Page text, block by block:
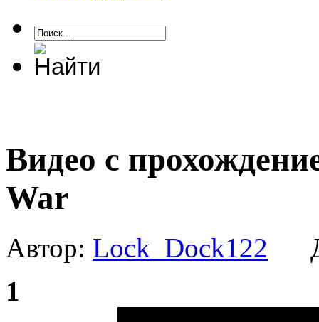
Видео с
War
Автор: Lock_Dock122
1